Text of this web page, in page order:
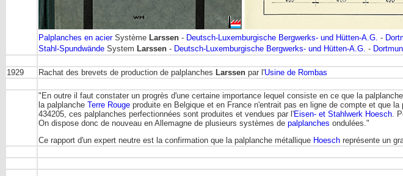
Palplanches en acierSystème Larssen - Deutsch-Luxemburgische Bergwerks- und Hütten-A.G. -
Stahl-Spundwände System Larssen - Deutsch-Luxemburgische Bergwerks- und Hütten-A.G. -
1929 Rachat des brevets de production de palplanches Larssen par l'Usine de Rombas
"En outre il faut constater un progrès d'une certaine importance lequel consiste en ce que la
la palplanche Terre Rouge produite en Belgique et en France n'entrait pas en ligne de compte et que la
434205, ces palplanches perfectionnées sont produites et vendues par l'Eisen- et Stahlwerk Hoesch.
On dispose donc de nouveau en Allemagne de plusieurs systèmes de palplanches ondulées."
Ce rapport d'un expert neutre est la confirmation que la palplanche métallique Hoesch représente un